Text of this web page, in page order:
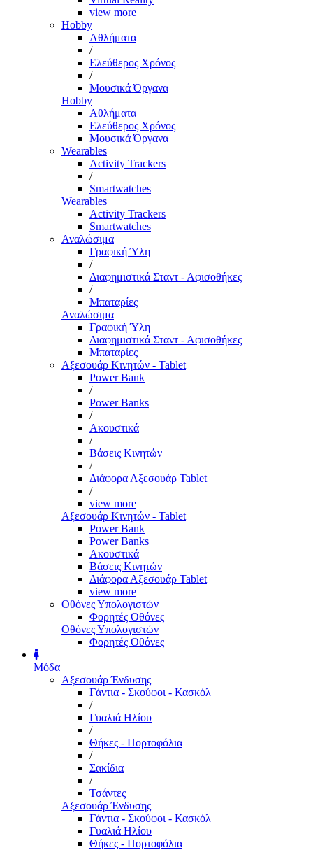
view more
Hobby
Αθλήματα
/
Ελεύθερος Χρόνος
/
Μουσικά Όργανα
Hobby
Αθλήματα
Ελεύθερος Χρόνος
Μουσικά Όργανα
Wearables
Activity Trackers
/
Smartwatches
Wearables
Activity Trackers
Smartwatches
Αναλώσιμα
Γραφική Ύλη
/
Διαφημιστικά Σταντ - Αφισοθήκες
/
Μπαταρίες
Αναλώσιμα
Γραφική Ύλη
Διαφημιστικά Σταντ - Αφισοθήκες
Μπαταρίες
Αξεσουάρ Κινητών - Tablet
Power Bank
/
Power Banks
/
Ακουστικά
/
Βάσεις Κινητών
/
Διάφορα Αξεσουάρ Tablet
/
view more
Αξεσουάρ Κινητών - Tablet
Power Bank
Power Banks
Ακουστικά
Βάσεις Κινητών
Διάφορα Αξεσουάρ Tablet
view more
Οθόνες Υπολογιστών
Φορητές Οθόνες
Οθόνες Υπολογιστών
Φορητές Οθόνες
Μόδα
Αξεσουάρ Ένδυσης
Γάντια - Σκούφοι - Κασκόλ
/
Γυαλιά Ηλίου
/
Θήκες - Πορτοφόλια
/
Σακίδια
/
Τσάντες
Αξεσουάρ Ένδυσης
Γάντια - Σκούφοι - Κασκόλ
Γυαλιά Ηλίου
Θήκες - Πορτοφόλια